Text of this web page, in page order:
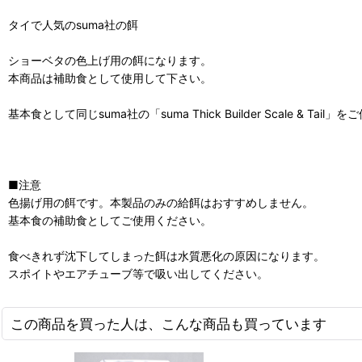
タイで人気のsuma社の餌
ショーベタの色上げ用の餌になります。
本商品は補助食として使用して下さい。
基本食として同じsuma社の「suma Thick Builder Scale & Tail」をご
■注意
色揚げ用の餌です。本製品のみの給餌はおすすめしません。
基本食の補助食としてご使用ください。
食べきれず沈下してしまった餌は水質悪化の原因になります。
スポイトやエアチューブ等で吸い出してください。
この商品を買った人は、こんな商品も買っています